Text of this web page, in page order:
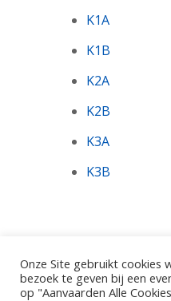
K1A
K1B
K2A
K2B
K3A
K3B
Onze Site gebruikt cookies
bezoek te geven bij een
op "Aanvaarden Alle